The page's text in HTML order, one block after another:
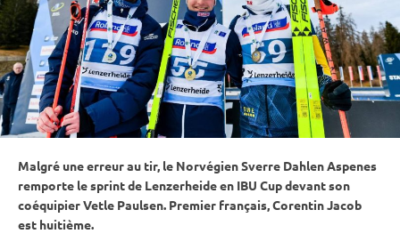
Malgré une erreur au tir, le Norvégien Sverre Dahlen Aspenes
remporte lesprintde Lenzerheide en IBU Cupdevant son
coéquipier Vetle Paulsen. Premier français, Corentin Jacob
est huitième.